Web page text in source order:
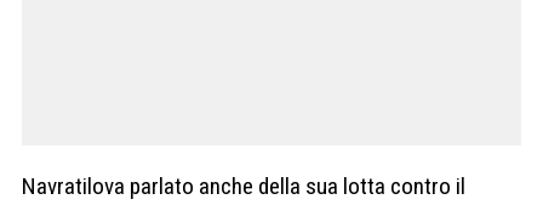
Navratilova parlato anche della sua lotta contro il